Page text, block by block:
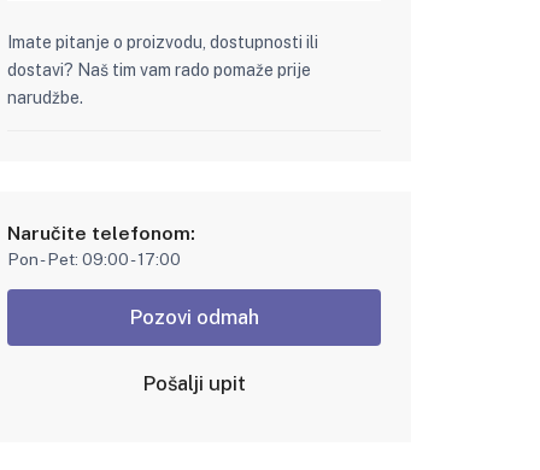
Imate pitanje o proizvodu, dostupnosti ili
dostavi? Naš tim vam rado pomaže prije
narudžbe.
Naručite telefonom:
Pon - Pet: 09:00 - 17:00
Pozovi odmah
Pošalji upit